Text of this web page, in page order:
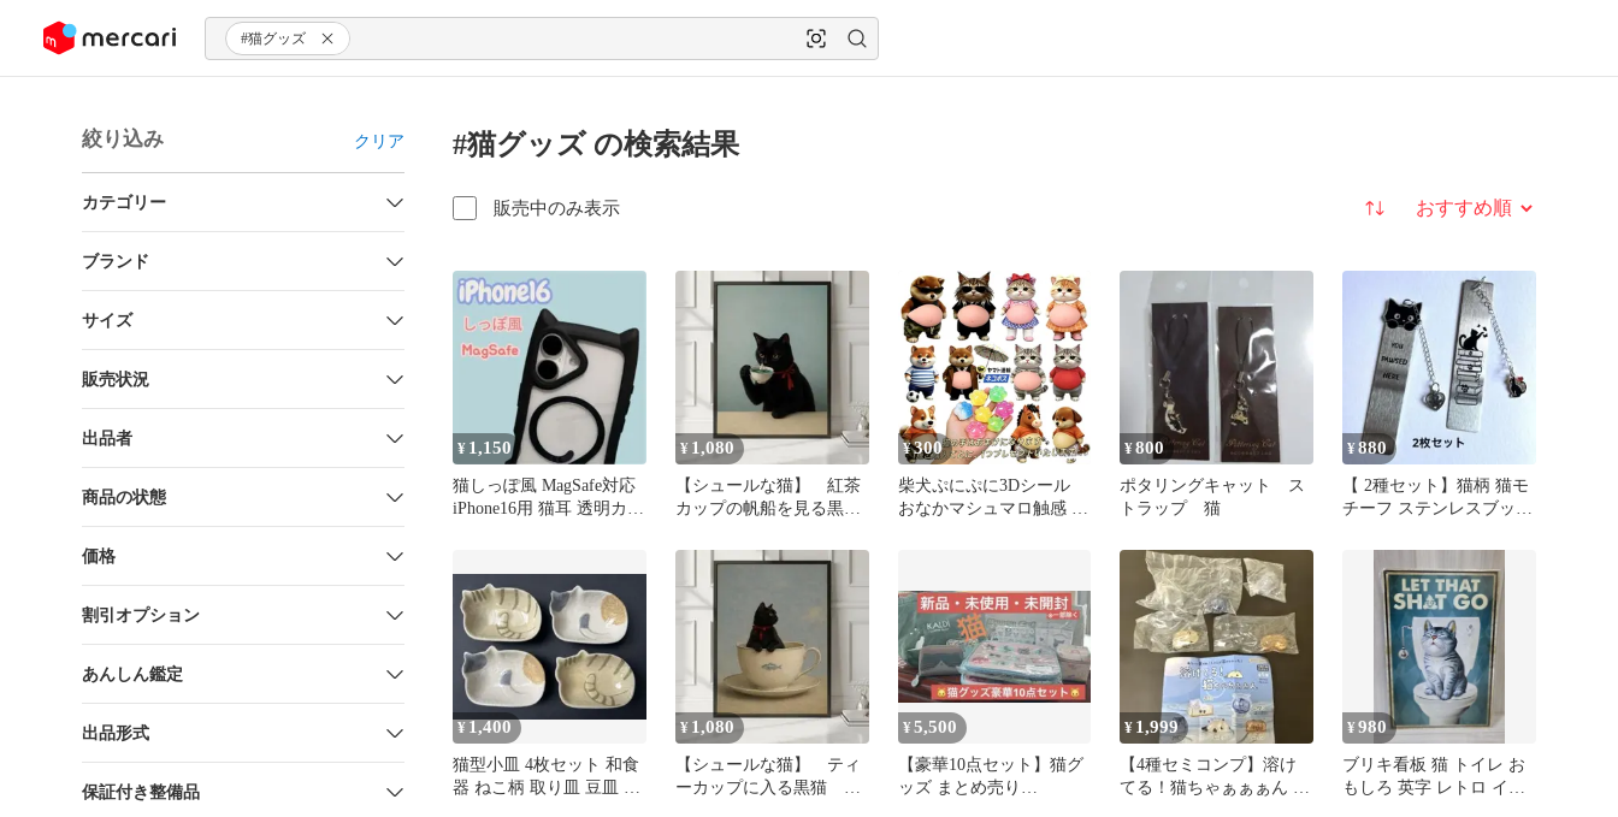
ツにスキップ #猫グッズ
絞り込み クリア
カテゴリー
ブランド
サイズ
販売状況
出品者
商品の状態
価格
割引オプション
あんしん鑑定
出品形式
保証付き整備品
#猫グッズ の検索結果
販売中のみ表示 並び替え
¥ 1,150
猫しっぽ風 MagSafe対応
iPhone16用 猫耳 透明カバ
¥ 1,080
【シュールな猫】 紅茶
カップの帆船を見る黒
A4
¥300
柴犬ぷにぷに3Dシール
おなかマシュマロ触感 猫
発送
¥800
ポタリングキャット ス
トラップ 猫
¥880
【 2種セット】猫柄 猫モ
チーフ ステンレスブック
き）
¥ 1,400
猫型小皿 4枚セット 和食
器 ねこ柄 取り皿 豆皿 薬
¥ 1,080
【シュールな猫】 ティ
ーカップに入る黒猫 お
¥5,500
【豪華10点セット】猫グ
ッズ まとめ売り
¥ 1,999
【4種セミコンプ】溶け
てる！猫ちゃぁぁぁん 金
¥980
ブリキ看板 猫 トイレ お
もしろ 英字 レトロ イン